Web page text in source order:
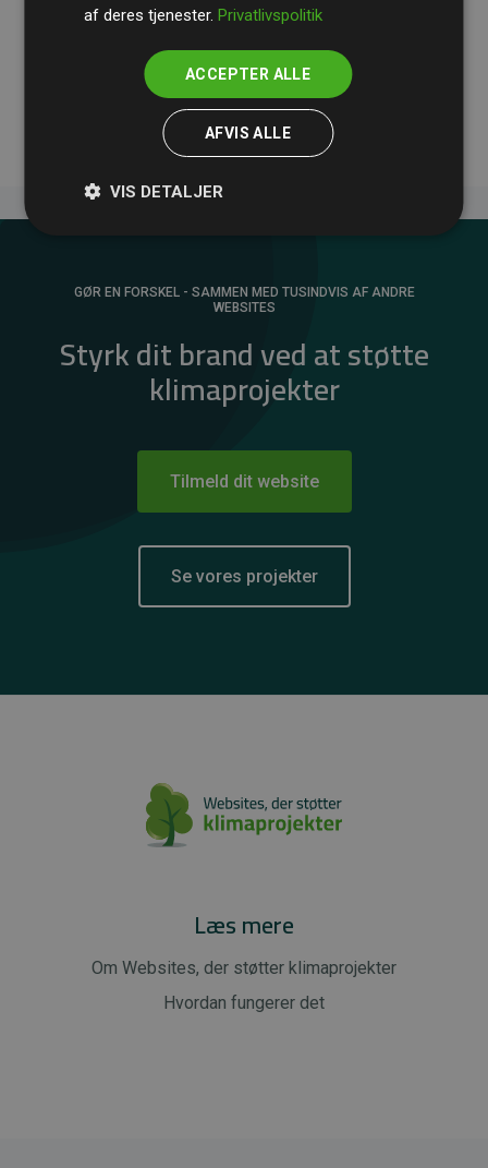
Deres revision dokumenterer, at vores investeringer i
medlemmernes websites estimerede CO₂-
GØR EN FORSKEL - SAMMEN MED TUSINDVIS AF ANDRE
WEBSITES
Styrk dit brand ved at støtte
klimaprojekter
Tilmeld dit website
Se vores projekter
Læs mere
Om Websites, der støtter klimaprojekter
Hvordan fungerer det
af deres tjenester.Privatlivspolitik
ACCEPTER ALLE
AFVIS ALLE
VIS DETALJER